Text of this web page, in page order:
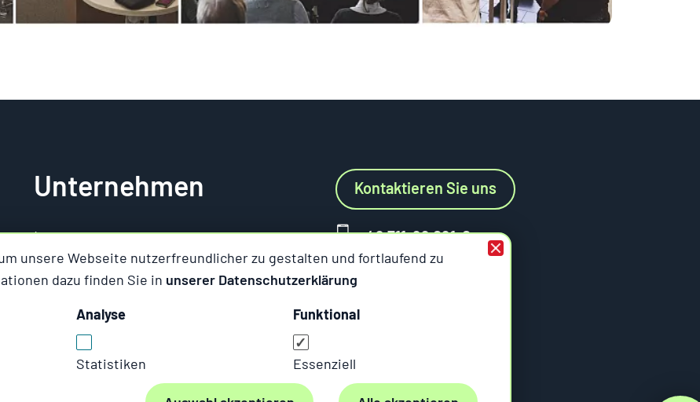
Unternehmen
Impressum
Datenschutz
AGB
Cookie Manager
Kontaktieren Sie uns
+49 711-99 091-0
info@six.de
unsere Webseite nutzerfreundlicher zu gestalten und fortlaufend zu
dazu finden Sie in unserer Datenschutzerklärung
Analyse
Statistiken
Funktional
Essenziell